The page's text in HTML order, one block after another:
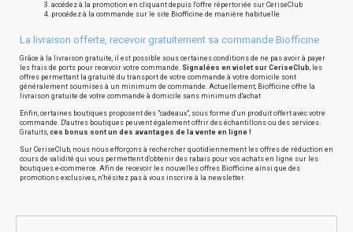
accédez à la promotion en cliquant depuis l'offre répertoriée sur CeriseClub
procédez à la commande sur le site Biofficine de manière habituelle
La livraison offerte, recevoir gratuitement sa commande Biofficine
Grâce à la livraison gratuite, il est possible sous certaines conditions de ne pas avoir à payer
les frais de ports pour recevoir votre commande. Signalées en violet sur CeriseClub, les
offres permettant la gratuité du transport de votre commande à votre domicile sont
généralement soumises à un minimum de commande. Actuellement, Biofficine offre la
livraison gratuite de votre commande à domicile sans minimum d'achat
Enfin, certaines boutiques proposent des "cadeaux", sous forme d'un produit offert avec votre
commande. D'autres boutiques peuvent également offrir des échantillons ou des services.
Gratuits, ces bonus sont un des avantages de la vente en ligne !
Sur CeriseClub, nous nous efforçons à rechercher quotidiennement les offres de réduction en
cours de validité qui vous permettent d'obtenir des rabais pour vos achats en ligne sur les
boutiques e-commerce. Afin de recevoir les nouvelles offres Biofficine ainsi que des
promotions exclusives, n'hésitez pas à vous inscrire à la newsletter.